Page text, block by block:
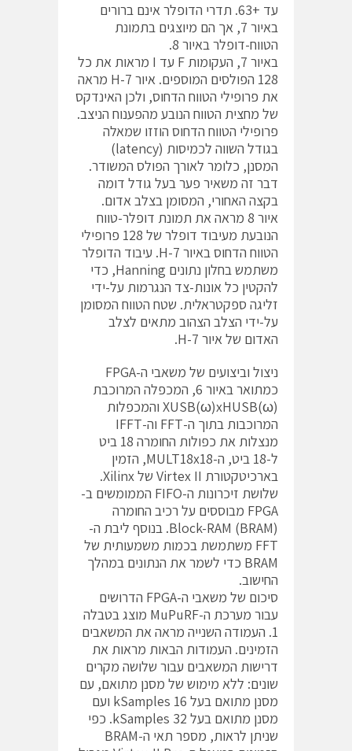
עד +63. תדרי הדופלר אינם ברורים
באיור 7, אך הם מיוצגים בתמונת
הטווח-דופלר באיור 8.
באיור 7, העקומות F עד I מראות את כל
128 הפולסים המוספים. איור 7-H מראה
את פרופילי הטווח הדחוס, ולכן האינדקס
של מחצית הטווח הנובע מהפענוח הניצב.
פרופילי הטווח הדחוס הוזזו שמאלה
בגודל השווה לכמיסות (latency)
המסנן, כלומר לאורך הפולס המשודר.
דבר זה משאיר פער בעל גודל דומה
בקצה האחורי, המסומן בצלב אדום.
איור 8 מראה את תמונת דופלר-טווח
הנובעת מעיבוד דופלר של 128 פרופילי
הטווח הדחוס באיור 7-H. עיבוד הדופלר
משתמש בחלון נתונים Hanning, כדי
להקטין כל אונות-צד הנגרמות על-ידי
זליגה ספקטראלית. שטח הטווח המסומן
על-ידי הצלב הצהוב מתאים לצלב
האדום של איור 7-H.
ניצול וביצועים של משאבי ה-FPGA
כמתואר באיור 6, המכפלה המרוכבת
(XUSB(ω)xHUSB(ω והמכפלות
המרוכבות בתוך ה-FFT וה-IFFT
מנצלות את כפולות החומרה 18 ביט
ל-18 ביט, ה-MULT18x18, הזמין
בארכיטקטורת Virtex II של Xilinx.
שלושת זיכרונות ה-FIFO הממומשים ב-
FPGA מבוססים על רכיב החומרה
(Block-RAM (BRAM. בנוסף ליבת ה-
FFT משתמשת בכמות משמעותית של
BRAM כדי לשמר את הנתונים במהלך
החישוב.
סיכום של משאבי ה-FPGA הדרושים
עבור מערכת ה-MuPuRF מוצג בטבלה
1. העמודה השנייה מראה את המשאבים
הזמינים. העמודות הבאות מראות את
דרישות המשאבים עבור שלושה מקרים
שונים: ללא מימוש של מסנן מתואם, עם
מסנן מתואם בעל 16 kSamples ועם
מסנן מתואם בעל 32 kSamples. כפי
שניתן לראות, מספר תאי ה-BRAM